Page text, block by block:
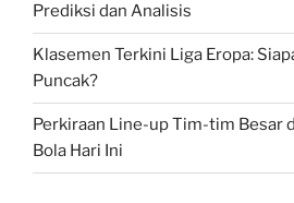
Prediksi dan Analisis
Klasemen Terkini Liga Eropa:
Puncak?
Perkiraan Line-up Tim-tim Besar
Bola Hari Ini